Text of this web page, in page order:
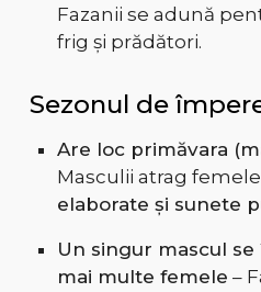
Fazanii se adună
frig și prădători.
Sezonul de
Are loc primăvara
Masculii atrag
elaborate și sunete
Un singur mascul
mai multe femele –